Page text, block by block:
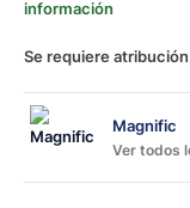
información
Se requiere atribución
Magnific
Ver todos